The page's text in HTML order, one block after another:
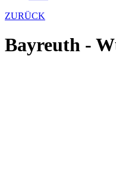
ZURÜCK
Bayreuth -